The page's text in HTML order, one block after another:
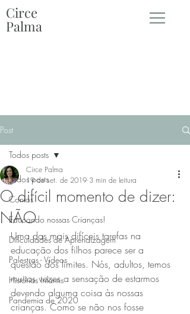
Circe
Palma
Post
Todos posts
Contos
Educando nossas Crianças!
Dificuldades de Aprendizagem
Palestras - Vídeos
Histórias Infantis
Pandemia de 2020
Todos posts
O difícil momento de dizer:
NÃO
Circe Palma
19 de set. de 2019 3 min de leitura
Uma das mais difíceis tarefas na
educação dos filhos parece ser a
questão dos limites. Nós, adultos, temos
muitas vezes a sensação de estarmos
devendo alguma coisa às nossas
crianças. Como se não nos fosse